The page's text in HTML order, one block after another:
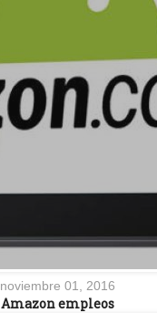
noviembre 01, 2016
Amazon empleos